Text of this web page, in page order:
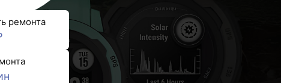
ремонта